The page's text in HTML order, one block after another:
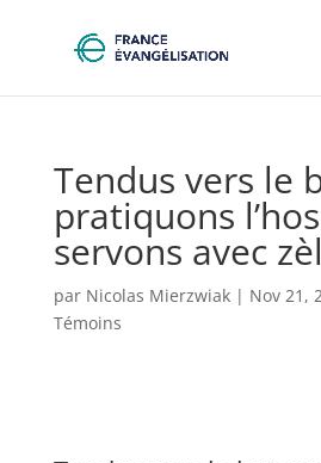
Tendus vers le
pratiquons
servons avec
par Nicolas Mierzwiak| Nov 21,
Témoins